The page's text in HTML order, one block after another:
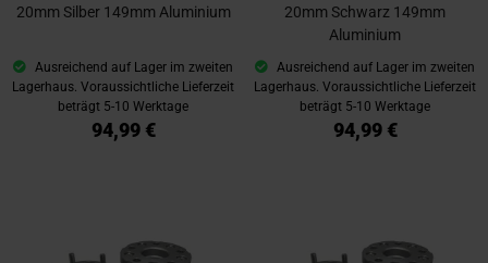
20mm Silber 149mm Aluminium
Ausreichend auf Lager im zweiten
Lagerhaus. Voraussichtliche Lieferzeit
beträgt 5-10 Werktage
94,99 €
20mm Schwarz 149mm
Aluminium
Ausreichend auf Lager im zweiten
Lagerhaus. Voraussichtliche Lieferzeit
beträgt 5-10 Werktage
94,99 €